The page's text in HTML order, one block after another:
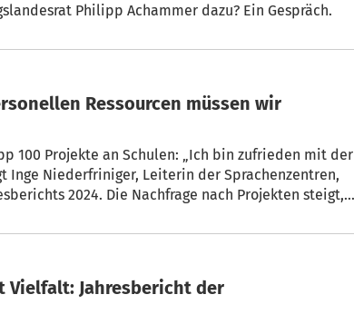
Philipp Achammer dazu? Ein Gespräch.
100 Projekte an Schulen: „Ich bin zufrieden mit der
Inge Niederfriniger, Leiterin der Sprachenzentren,
2024. Die Nachfrage nach Projekten steigt,